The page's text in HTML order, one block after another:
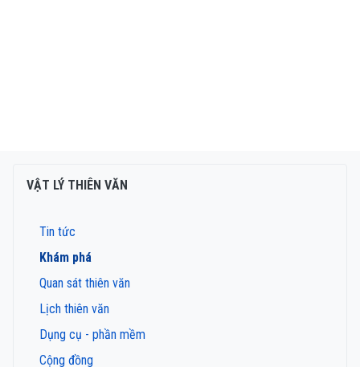
VẬT LÝ THIÊN VĂN
Tin tức
Khám phá
Quan sát thiên văn
Lịch thiên văn
Dụng cụ - phần mềm
Cộng đồng